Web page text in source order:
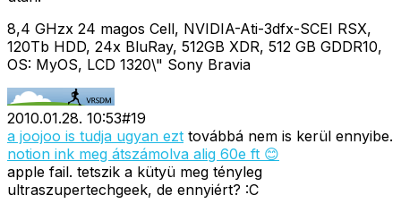
8,4 GHzx 24 magos Cell, NVIDIA-Ati-3dfx-SCEI RSX,
120Tb HDD, 24x BluRay, 512GB XDR, 512 GB GDDR10,
OS: MyOS, LCD 1320\" Sony Bravia
2010.01.28. 10:53#19
a joojoo is tudja ugyan ezt továbbá nem is kerül ennyibe.
notion ink meg átszámolva alig 60e ft 😊
apple fail. tetszik a kütyü meg tényleg
ultraszupertechgeek, de ennyiért? :C